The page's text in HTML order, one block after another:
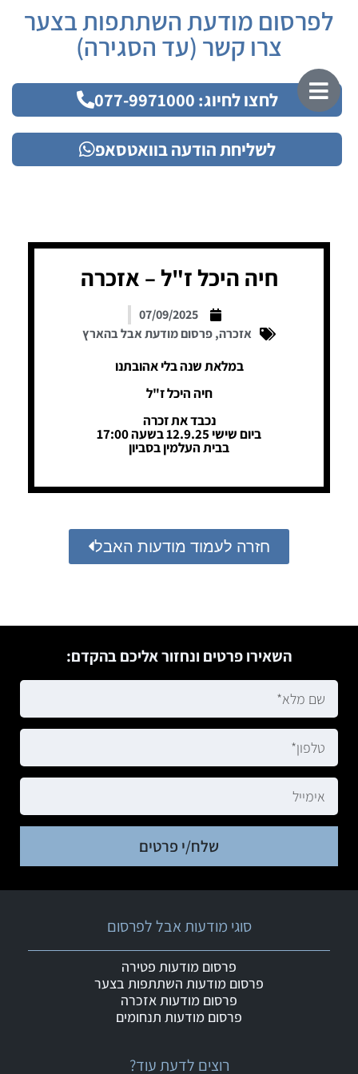
לפרסום מודעת השתתפות בצער
צרו קשר (עד הסגירה)
לחצו לחיוג: 077-9971000
לשליחת הודעה בוואטסאפ
חיה היכל ז"ל – אזכרה
07/09/2025
אזכרה,פרסום מודעת אבל בהארץ
במלאת שנה בלי אהובתנו
חיה היכל ז"ל
נכבד את זכרה
ביום שישי 12.9.25 בשעה 17:00
בבית העלמין בסביון
חזרה לעמוד מודעות האבל
השאירו פרטים ונחזור אליכם בהקדם:
שלח/י פרטים
רוצים לדעת עוד?
סוגי מודעות אבל לפרסום
פרסום מודעות פטירה
פרסום מודעות השתתפות בצער
פרסום מודעות אזכרה
פרסום מודעות תנחומים